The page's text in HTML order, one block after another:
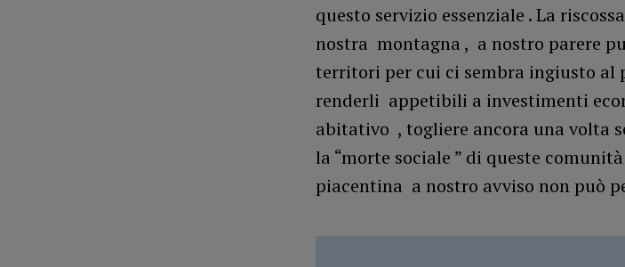
questo servizio essenziale . La
nostra montagna , a nostro parere
territori per cui ci sembra ingiusto al
renderli appetibili a investimenti
abitativo , togliere ancora una volta
la “morte sociale ” di queste
piacentina a nostro avviso non può